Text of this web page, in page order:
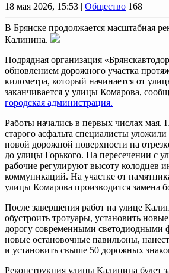
18 мая 2026, 15:53 | Общество 168
В Брянске продолжается масштабная
Калинина.
Подрядная организация
обновлением дорожного участка
километра, который начинается от
заканчивается у улицы Комарова,
городская администрация.
Работы начались в первых числах мая.
старого асфальта специалисты
новой дорожной поверхности на
до улицы Горького. На пересечении с
рабочие регулируют высоту колодцев
коммуникаций. На участке от
улицы Комарова производится замена
После завершения работ на улице
обустроить тротуары, установить
дорогу современными светодиодными
новые остановочные павильоны,
и установить свыше 50 дорожных
Реконструкция улицы Калинина будет